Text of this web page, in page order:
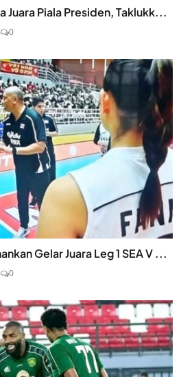
Juara Piala Presiden, Taklukk...
0
Gelar Juara Leg 1 SEA V ...
0